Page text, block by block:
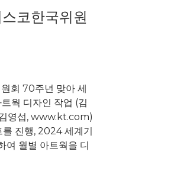
코한국위원
회 70주년 맞아 세
웍 디자인 작업 (김
영섭, www.kt.com)
진행, 2024 세계기
여 월별 아트웍을 디